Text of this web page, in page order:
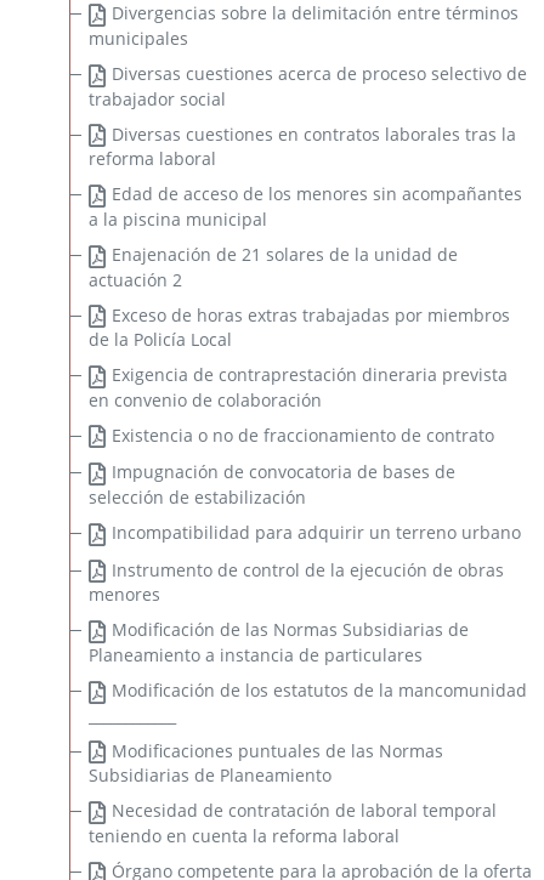
Divergencias sobre la delimitación entre términos
municipales
Diversas cuestiones acerca de proceso selectivo de
trabajador social
Diversas cuestiones en contratos laborales tras la
reforma laboral
Edad de acceso de los menores sin acompañantes
a la piscina municipal
Enajenación de 21 solares de la unidad de
actuación 2
Exceso de horas extras trabajadas por miembros
de la Policía Local
Exigencia de contraprestación dineraria prevista
en convenio de colaboración
Existencia o no de fraccionamiento de contrato
Impugnación de convocatoria de bases de
selección de estabilización
Incompatibilidad para adquirir un terreno urbano
Instrumento de control de la ejecución de obras
menores
Modificación de las Normas Subsidiarias de
Planeamiento a instancia de particulares
Modificación de los estatutos de la mancomunidad
Modificaciones puntuales de las Normas
Subsidiarias de Planeamiento
Necesidad de contratación de laboral temporal
teniendo en cuenta la reforma laboral
Órgano competente para la aprobación de la oferta